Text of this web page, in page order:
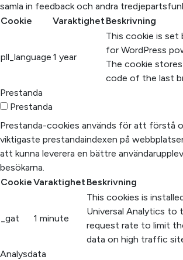
samla in feedback och andra
Cookie
VaraktighetBeskrivning
pll_language 1 year
This cookie is set
for WordPress
The cookie
code of the last
Prestanda
Prestanda
Prestanda-cookies används för att förstå
viktigaste prestandaindexen på
att kunna leverera en bättre
besökarna.
CookieVaraktighetBeskrivning
_gat 1 minute
This cookies is
Universal Analytics
request rate to limit
data on high traffic
Analysdata